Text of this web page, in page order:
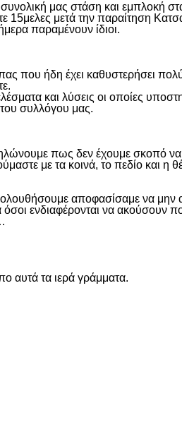
μας στάση και εμπλοκή
μετά την παραίτηση
παραμένουν ίδιοι.
που ήδη έχει καθυστερήσει
και λύσεις οι οποίες
συλλόγου μας.
πως δεν έχουμε σκοπό
με τα κοινά, το πεδίο και
αποφασίσαμε να
να ακούσουν
αυτά τα ιερά γράμματα.